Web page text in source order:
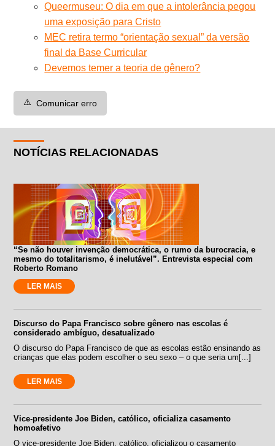
Queermuseu: O dia em que a intolerância pegou
uma exposição para Cristo
MEC retira termo “orientação sexual” da versão
final da Base Curricular
Devemos temer a teoria de gênero?
⚠️ Comunicar erro
NOTÍCIAS RELACIONADAS
“Se não houver invenção democrática, o rumo da burocracia, e
mesmo do totalitarismo, é inelutável”. Entrevista especial com
Roberto Romano
LER MAIS
Discurso do Papa Francisco sobre gênero nas escolas é
considerado ambíguo, desatualizado
O discurso do Papa Francisco de que as escolas estão ensinando as
crianças que elas podem escolher o seu sexo – o que seria um[...]
LER MAIS
Vice-presidente Joe Biden, católico, oficializa casamento
homoafetivo
O vice-presidente Joe Biden, católico, oficializou o casamento